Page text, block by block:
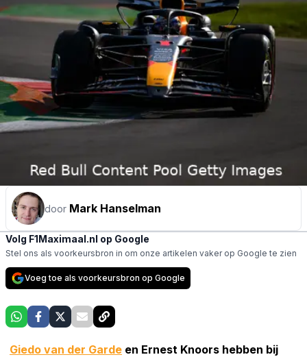
door Mark Hanselman
Volg F1Maximaal.nl op Google
Stel ons als voorkeursbron in om onze artikelen vaker op Google te zien
Voeg toe als voorkeursbron op Google
Giedo van der Garde en Ernest Knoors hebben bij